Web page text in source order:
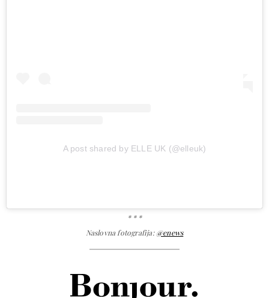
A post shared by ELLE UK (@elleuk)
* * *
Naslovna fotografija:@enews